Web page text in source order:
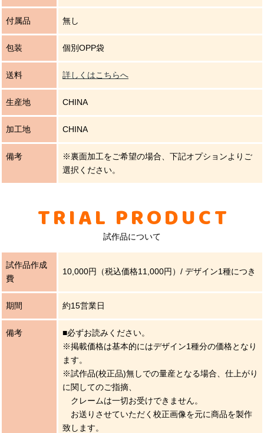
付属品 無し
包装 個別OPP袋
送料 詳しくはこちらへ
生産地 CHINA
加工地 CHINA
備考
※裏面加工をご希望の場合、下記オプションよりご
選択ください。
TRIAL PRODUCT
試作品について
試作品作成
費
10,000円（税込価格11,000円）/ デザイン1種につき
期間 約15営業日
備考
■必ずお読みください。
※掲載価格は基本的にはデザイン1種分の価格となり
ます。
※試作品(校正品)無しでの量産となる場合、仕上がり
に関してのご指摘、
クレームは一切お受けできません。
お送りさせていただく校正画像を元に商品を製作
致します。